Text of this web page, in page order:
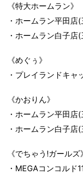
《特大ホームラン》
・ホームラン平田店
・ホームラン白子店
《めぐぅ》
・プレイランドキ
《かおりん》
・ホームラン平田店
・ホームラン白子店
《でちゃう!ガールズ》
・MEGAコンコルド